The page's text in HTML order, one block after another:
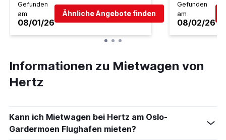
Gefunden
am
08/01/26
Ähnliche Angebote finden
Gefunden
am
08/02/26
Informationen zu Mietwagen von
Hertz
Kann ich Mietwagen bei Hertz am Oslo-
Gardermoen Flughafen mieten?